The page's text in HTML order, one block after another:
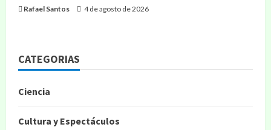
Rafael Santos 4 de agosto de 2026
CATEGORIAS
Ciencia
Cultura y Espectáculos